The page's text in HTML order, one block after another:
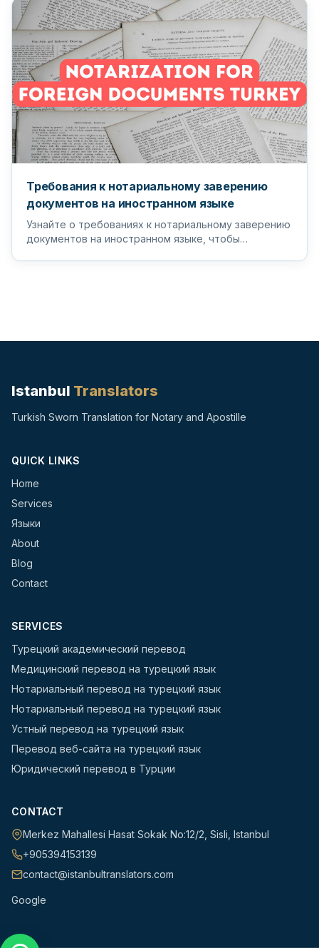
Требования к нотариальному заверению
документов на иностранном языке
Узнайте о требованиях к нотариальному заверению
документов на иностранном языке, чтобы
Istanbul Translators
Turkish Sworn Translation for Notary and Apostille
QUICK LINKS
Home
Services
Языки
About
Blog
Contact
SERVICES
Турецкий академический перевод
Медицинский перевод на турецкий язык
Нотариальный перевод на турецкий язык
Нотариальный перевод на турецкий язык
Устный перевод на турецкий язык
Перевод веб-сайта на турецкий язык
Юридический перевод в Турции
CONTACT
Merkez Mahallesi Hasat Sokak No:12/2 Sisli Istanbul
+905394153139
contact@istanbultranslators.com
Google